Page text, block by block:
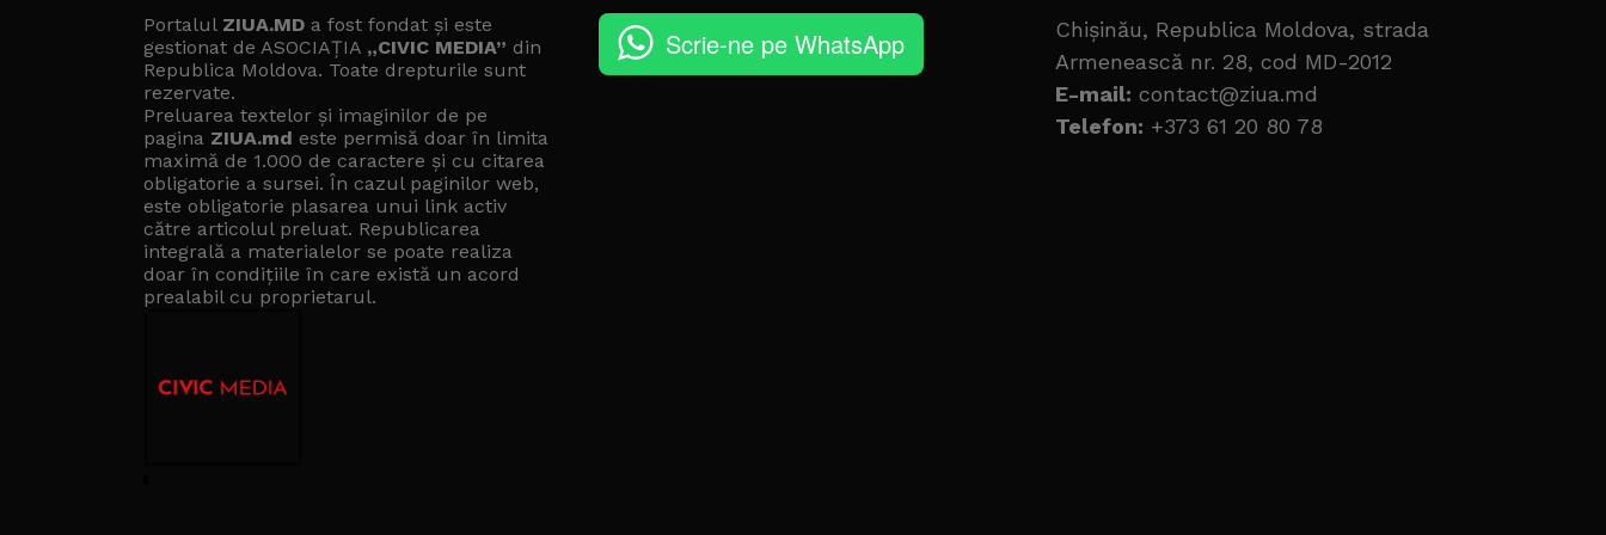
Portalul ZIUA.MD a fost fondat și este
gestionat de ASOCIAȚIA „CIVIC MEDIA” din
Republica Moldova. Toate drepturile sunt
rezervate.
Preluarea textelor și imaginilor de pe
pagina ZIUA.md este permisă doar în limita
maximă de 1.000 de caractere și cu citarea
obligatorie a sursei. În cazul paginilor web,
este obligatorie plasarea unui link activ
către articolul preluat. Republicarea
integrală a materialelor se poate realiza
doar în condițiile în care există un acord
prealabil cu proprietarul.
Scrie-ne pe WhatsApp
Chișinău, Republica Moldova, strada
Armenească nr. 28, cod MD-2012
E-mail: contact@ziua.md
Telefon: +373 61 20 80 78